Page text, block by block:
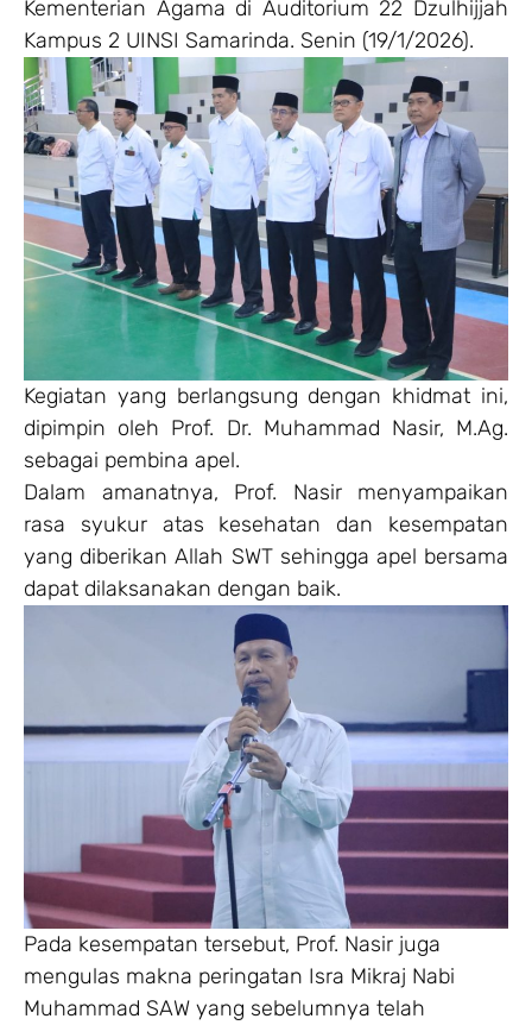
Kementerian Agama di Auditorium 22 Dzulhijjah
Kampus 2 UINSI Samarinda. Senin (19/1/2026).
Kegiatan yang berlangsung dengan khidmat ini,
dipimpin oleh Prof. Dr. Muhammad Nasir, M.Ag.
sebagai pembina apel.
Dalam amanatnya, Prof. Nasir menyampaikan
rasa syukur atas kesehatan dan kesempatan
yang diberikan Allah SWT sehingga apel bersama
dapat dilaksanakan dengan baik.
Pada kesempatan tersebut, Prof. Nasir juga
mengulas makna peringatan Isra Mikraj Nabi
Muhammad SAW yang sebelumnya telah